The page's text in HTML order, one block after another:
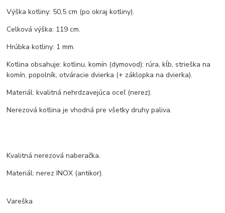
Výška kotliny: 50,5 cm (po okraj kotliny).
Celková výška: 119 cm.
Hrúbka kotliny: 1 mm.
Kotlina obsahuje: kotlinu, komín (dymovod): rúra, kĺb, strieška na
komín, popolník, otváracie dvierka (+ záklopka na dvierka).
Materiál: kvalitná nehrdzavejúca oceľ (nerez).
Nerezová kotlina je vhodná pre všetky druhy paliva.
Kvalitná nerezová naberačka.
Materiál: nerez INOX (antikor).
Vareška